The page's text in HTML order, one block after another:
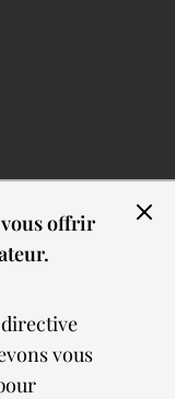
offrir
vous